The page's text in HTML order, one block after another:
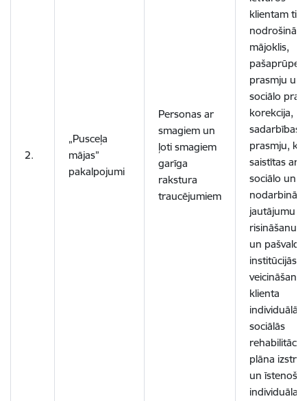
2.
„Pusceļa
mājas”
pakalpojumi
Personas ar
smagiem un
ļoti smagiem
garīga
rakstura
traucējumiem
klientam tiek
nodrošināts
mājoklis,
pašaprūpes
prasmju un
sociālo
korekcija,
sadarbības
prasmju,
saistītas ar
sociālo un
jautājumu
risināšanu
un
institūcijās,
veicināšana,
klienta
individuālā
sociālās
plāna
un
individuāla